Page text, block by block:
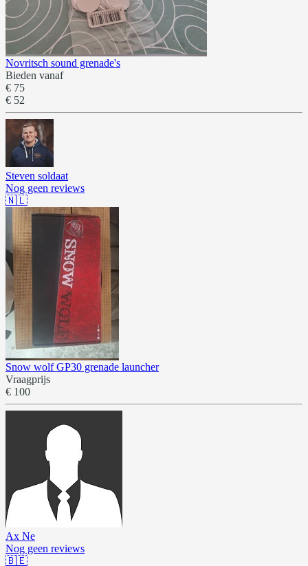
Novritsch sound grenade's
Bieden vanaf
€ 75
€ 52
Steven soldaat
Nog geen reviews
🇳🇱
Snow wolf GP30 grenade launcher
Vraagprijs
€ 100
Ax Ne
Nog geen reviews
🇧🇪